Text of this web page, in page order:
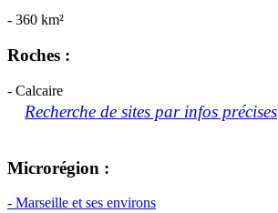
- 360 km²
Roches :
- Calcaire
Recherche de sites par infos précises
Microrégion :
- Marseille et ses environs